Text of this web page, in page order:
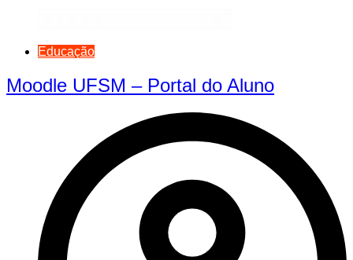
Educação
Moodle UFSM – Portal do Aluno